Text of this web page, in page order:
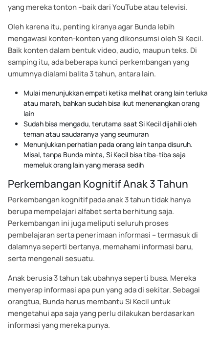
yang mereka tonton –baik dari YouTube atau televisi.
Oleh karena itu, penting kiranya agar Bunda lebih
mengawasi konten-konten yang dikonsumsi oleh Si Kecil.
Baik konten dalam bentuk video, audio, maupun teks. Di
samping itu, ada beberapa kunci perkembangan yang
umumnya dialami balita 3 tahun, antara lain.
Mulai menunjukkan empati ketika melihat orang lain terluka
atau marah, bahkan sudah bisa ikut menenangkan orang
lain
Sudah bisa mengadu, terutama saat Si Kecil dijahili oleh
teman atau saudaranya yang seumuran
Menunjukkan perhatian pada orang lain tanpa disuruh.
Misal, tanpa Bunda minta, Si Kecil bisa tiba-tiba saja
memeluk orang lain yang merasa sedih
Perkembangan Kognitif Anak 3 Tahun
Perkembangan kognitif pada anak 3 tahun tidak hanya
berupa mempelajari alfabet serta berhitung saja.
Perkembangan ini juga meliputi seluruh proses
pembelajaran serta penerimaan informasi – termasuk di
dalamnya seperti bertanya, memahami informasi baru,
serta mengenali sesuatu.
Anak berusia 3 tahun tak ubahnya seperti busa. Mereka
menyerap informasi apa pun yang ada di sekitar. Sebagai
orangtua, Bunda harus membantu Si Kecil untuk
mengetahui apa saja yang perlu dilakukan berdasarkan
informasi yang mereka punya.